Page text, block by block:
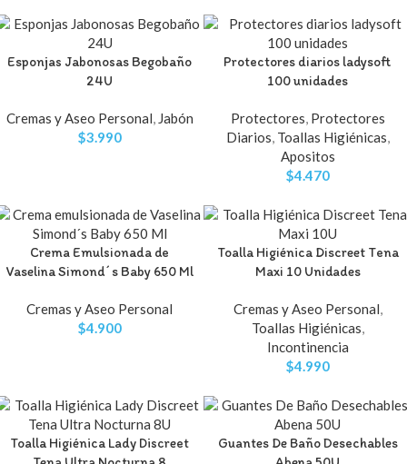
Esponjas Jabonosas Begobaño
24U
Cremas y Aseo Personal, Jabón
$3.990
Protectores diarios ladysoft
100 unidades
Protectores, Protectores
Diarios, Toallas Higiénicas,
Apositos
$4.470
Crema Emulsionada de
Vaselina Simond´s Baby 650 Ml
Cremas y Aseo Personal
$4.900
Toalla Higiénica Discreet Tena
Maxi 10 Unidades
Cremas y Aseo Personal,
Toallas Higiénicas,
Incontinencia
$4.990
Toalla Higiénica Lady Discreet
Guantes De Baño Desechables